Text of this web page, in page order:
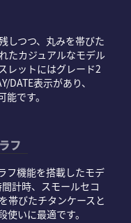
しつつ、丸みを帯びた
たカジュアルなモデル
レットにはグレード2
DATE表示があり、
です。
フ
フ機能を搭載したモデ
計時、スモールセコ
帯びたチタンケースと
いに最適です。